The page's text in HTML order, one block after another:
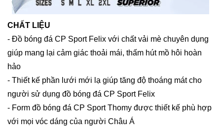
CHẤT LIỆU
- Đồ bóng đá CP Sport Felix với chất vải mè chuyên dụng
giúp mang lại cảm giác thoải mái, thấm hút mồ hôi hoàn
hảo
- Thiết kế phần lưới mới lạ giúp tăng độ thoáng mát cho
người sử dụng đồ bóng đá CP Sport Felix
- Form đồ bóng đá CP Sport Thomy được thiết kế phù hợp
với mọi vóc dáng của người Châu Á